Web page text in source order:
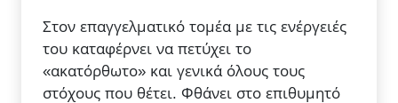
Στον επαγγελματικό τομέα με τις ενέργειές
του καταφέρνει να πετύχει το
«ακατόρθωτο» και γενικά όλους τους
στόχους που θέτει. Φθάνει στο επιθυμητό